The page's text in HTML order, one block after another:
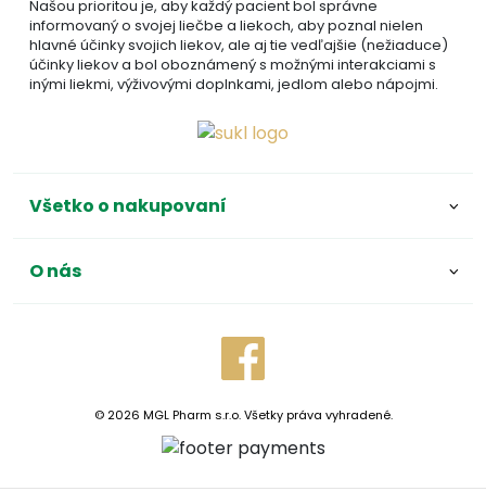
Našou prioritou je, aby každý pacient bol správne
informovaný o svojej liečbe a liekoch, aby poznal nielen
hlavné účinky svojich liekov, ale aj tie vedľajšie (nežiaduce)
účinky liekov a bol oboznámený s možnými interakciami s
inými liekmi, výživovými doplnkami, jedlom alebo nápojmi.
Všetko o nakupovaní
O nás
© 2026 MGL Pharm s.r.o. Všetky práva vyhradené.